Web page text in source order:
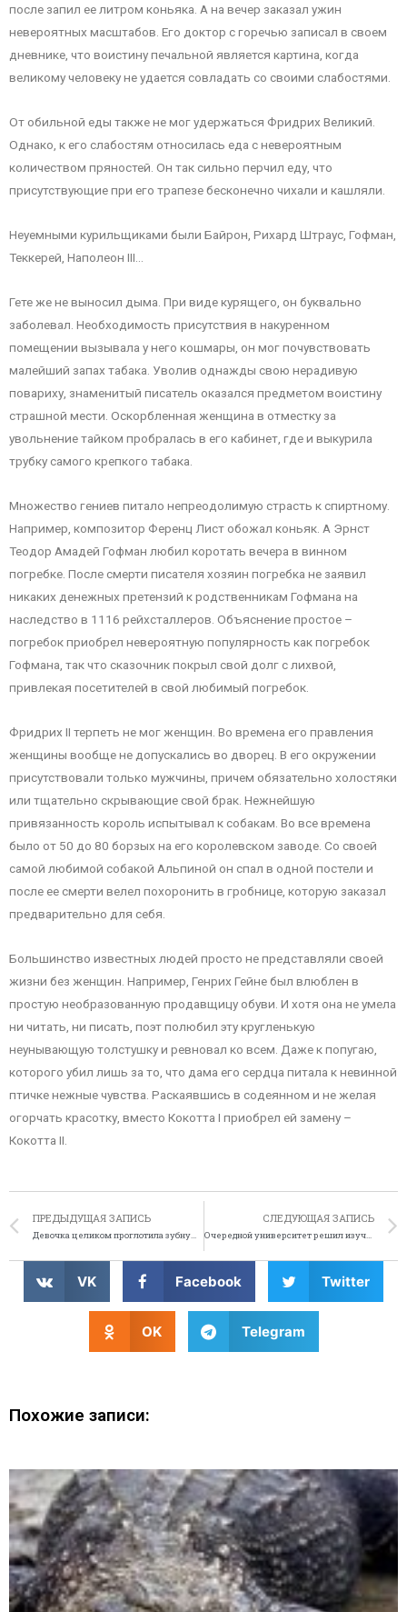
после запил ее литром коньяка. А на вечер заказал ужин
невероятных масштабов. Его доктор с горечью записал в своем
дневнике, что воистину печальной является картина, когда
великому человеку не удается совладать со своими слабостями.
От обильной еды также не мог удержаться Фридрих Великий.
Однако, к его слабостям относилась еда с невероятным
количеством пряностей. Он так сильно перчил еду, что
присутствующие при его трапезе бесконечно чихали и кашляли.
Неуемными курильщиками были Байрон, Рихард Штраус, Гофман,
Теккерей, Наполеон III…
Гете же не выносил дыма. При виде курящего, он буквально
заболевал. Необходимость присутствия в накуренном
помещении вызывала у него кошмары, он мог почувствовать
малейший запах табака. Уволив однажды свою нерадивую
повариху, знаменитый писатель оказался предметом воистину
страшной мести. Оскорбленная женщина в отместку за
увольнение тайком пробралась в его кабинет, где и выкурила
трубку самого крепкого табака.
Множество гениев питало непреодолимую страсть к спиртному.
Например, композитор Ференц Лист обожал коньяк. А Эрнст
Теодор Амадей Гофман любил коротать вечера в винном
погребке. После смерти писателя хозяин погребка не заявил
никаких денежных претензий к родственникам Гофмана на
наследство в 1116 рейхсталлеров. Объяснение простое –
погребок приобрел невероятную популярность как погребок
Гофмана, так что сказочник покрыл свой долг с лихвой,
привлекая посетителей в свой любимый погребок.
Фридрих II терпеть не мог женщин. Во времена его правления
женщины вообще не допускались во дворец. В его окружении
присутствовали только мужчины, причем обязательно холостяки
или тщательно скрывающие свой брак. Нежнейшую
привязанность король испытывал к собакам. Во все времена
было от 50 до 80 борзых на его королевском заводе. Со своей
самой любимой собакой Альпиной он спал в одной постели и
после ее смерти велел похоронить в гробнице, которую заказал
предварительно для себя.
Большинство известных людей просто не представляли своей
жизни без женщин. Например, Генрих Гейне был влюблен в
простую необразованную продавщицу обуви. И хотя она не умела
ни читать, ни писать, поэт полюбил эту кругленькую
неунывающую толстушку и ревновал ко всем. Даже к попугаю,
которого убил лишь за то, что дама его сердца питала к невинной
птичке нежные чувства. Раскаявшись в содеянном и не желая
огорчать красотку, вместо Кокотта I приобрел ей замену –
Кокотта II.
ПРЕДЫДУЩАЯ ЗАПИСЬ
Девочка целиком проглотила зубную щётку
СЛЕДУЮЩАЯ ЗАПИСЬ
Очередной университет решил изучать певиц
VK Facebook Twitter
OK Telegram
Похожие записи: